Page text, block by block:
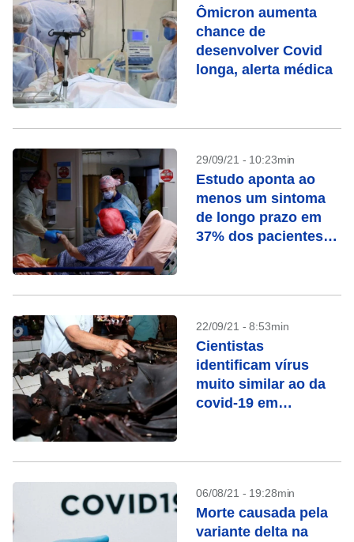
Ômicron aumenta
chance de
desenvolver Covid
longa, alerta médica
29/09/21 - 10:23min
Estudo aponta ao
menos um sintoma
de longo prazo em
37% dos pacientes
22/09/21 - 8:53min
Cientistas
identificam vírus
muito similar ao da
covid-19 em
06/08/21 - 19:28min
Morte causada pela
variante delta na